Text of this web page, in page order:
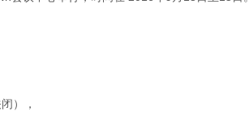
），